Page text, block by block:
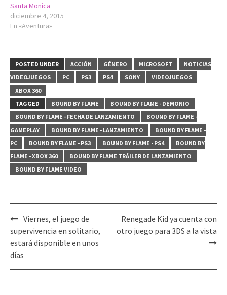
Santa Monica
diciembre 4, 2015
En «Aventura»
POSTED UNDER ACCIÓN GÉNERO MICROSOFT
NOTICIAS
VIDEOJUEGOS
PC PS3 PS4 SONY
VIDEOJUEGOS
XBOX 360
TAGGED
BOUND BY FLAME
BOUND BY FLAME - DEMONIO
BOUND BY FLAME - FECHA DE LANZAMIENTO
BOUND BY FLAME -
GAMEPLAY
BOUND BY FLAME - LANZAMIENTO
BOUND BY FLAME -
PC
BOUND BY FLAME - PS3 BOUND BY FLAME - PS4
BOUND BY
FLAME - XBOX 360
BOUND BY FLAME TRÁILER DE LANZAMIENTO
BOUND BY FLAME VIDEO
Post
navigation
Viernes, el juego de
supervivencia en solitario,
estará disponible en unos
días
Renegade Kid ya cuenta con
otro juego para 3DS a la vista